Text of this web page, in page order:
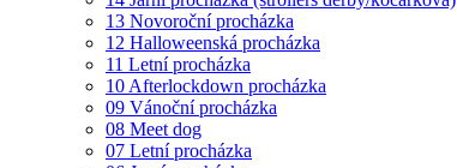
13 Novoroční procházka
12 Halloweenská procházka
11 Letní procházka
10 Afterlockdown procházka
09 Vánoční procházka
08 Meet dog
07 Letní procházka